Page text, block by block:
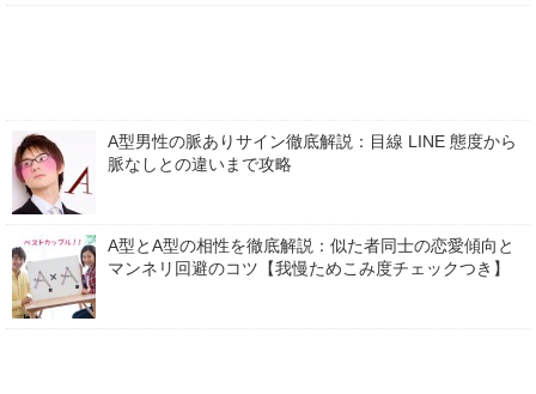
A型男性の脈ありサイン徹底解説：目線 LINE 態度から
脈なしとの違いまで攻略
A型とA型の相性を徹底解説：似た者同士の恋愛傾向と
マンネリ回避のコツ【我慢ためこみ度チェックつき】